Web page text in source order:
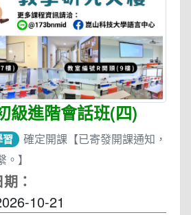
級進階會話班(四)
習
確定開課【已寄發開課通知，
】
：
10-21